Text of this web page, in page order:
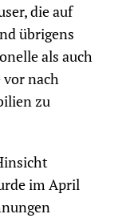
die auf
übrigens
als auch
vor nach
zu
im April